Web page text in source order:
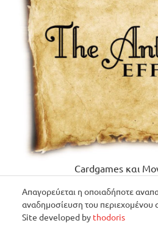
Cardgames και
Απαγορεύεται η οποιαδήποτε
αναδημοσίευση του περιεχομένου
Site developed by thodoris